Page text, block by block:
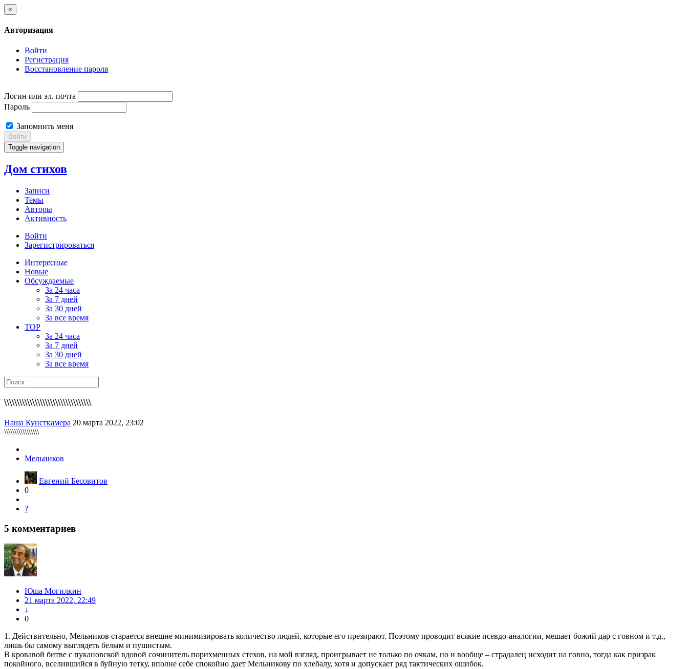
×
Авторизация
Войти
Регистрация
Восстановление пароля
Логин или эл. почта
Пароль
Запомнить меня
Войти
Toggle navigation
Дом стихов
Записи
Темы
Авторы
Активность
Войти
Зарегистрироваться
Интересные
Новые
Обсуждаемые
За 24 часа
За 7 дней
За 30 дней
За все время
TOP
За 24 часа
За 7 дней
За 30 дней
За все время
\\\\\\\\\\\\\\\\\\\\\\\\\\\\\\\\\\
Наша Кунсткамера 20 марта 2022, 23:02
\\\\\\\\\\\\\\\\\
Мельников
Евгений Бесовитов
0
?
5 комментариев
Юша Могилкин
21 марта 2022, 22:49
↓
0
1. Действительно, Мельников старается внешне минимизировать количество людей, которые его презирают. Поэтому проводит всякие псевдо-аналогии, мешает божий дар с говном и т.д.,
лишь бы самому выглядеть белым и пушистым.
В кровавой битве с пукановской вдовой сочинитель порихменных стехов, на мой взгляд, проигрывает не только по очкам, но и вообще – страдалец исходит на говно, тогда как призрак
покойного, вселившийся в буйную тетку, вполне себе спокойно дает Мельникову по хлебалу, хотя и допускает ряд тактических ошибок.